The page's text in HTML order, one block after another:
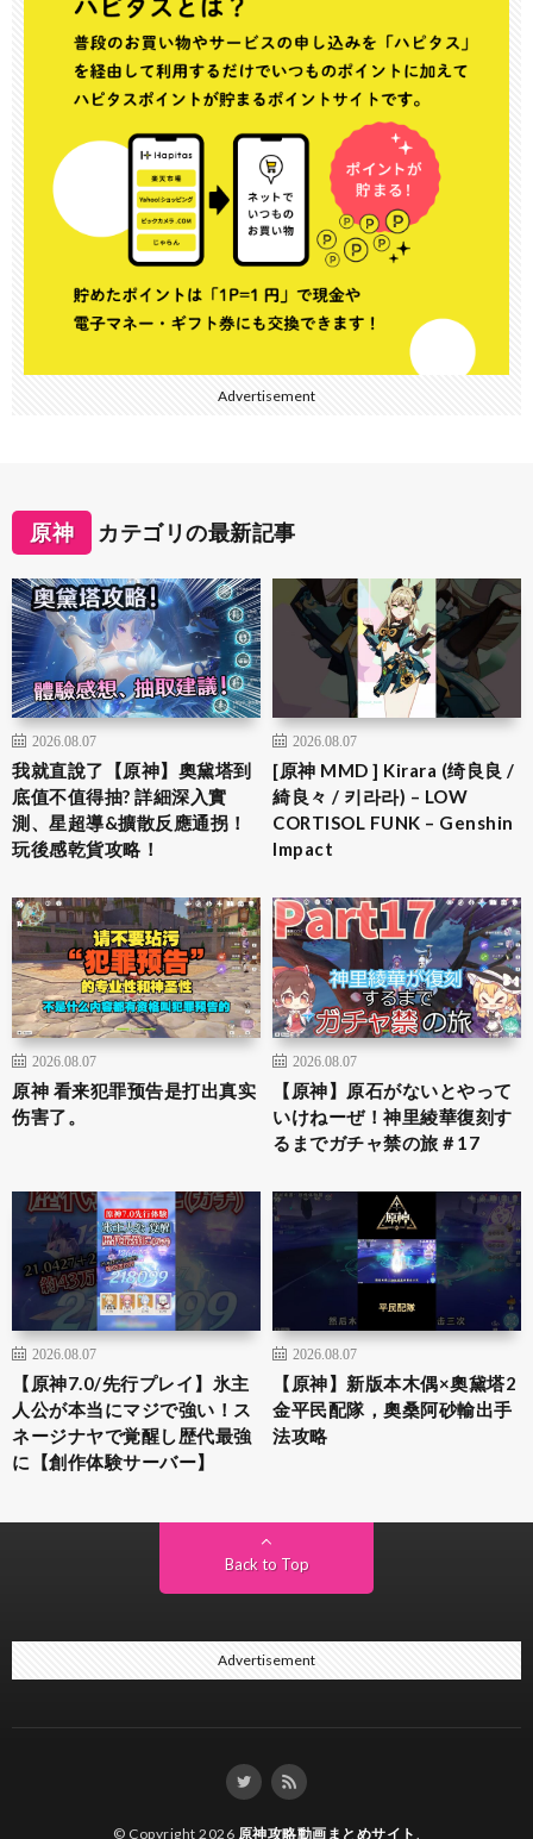
Advertisement
原神 カテゴリの最新記事
2026.08.07
我就直說了【原神】奧黛塔到
底值不值得抽? 詳細深入實
測、星超導&擴散反應通拐！
玩後感乾貨攻略！
2026.08.07
[原神 MMD ] Kirara (绮良良 /
綺良々 / 키라라) – LOW
CORTISOL FUNK – Genshin
Impact
2026.08.07
原神 看来犯罪预告是打出真实
伤害了。
2026.08.07
【原神】原石がないとやって
いけねーぜ！神里綾華復刻す
るまでガチャ禁の旅＃17
2026.08.07
【原神7.0/先行プレイ】氷主
人公が本当にマジで強い！ス
ネージナヤで覚醒し歴代最強
に【創作体験サーバー】
2026.08.07
【原神】新版本木偶×奧黛塔2
金平民配隊，奧桑阿砂輸出手
法攻略
Back to Top
Advertisement
© Copyright 2026 原神攻略動画まとめサイト .